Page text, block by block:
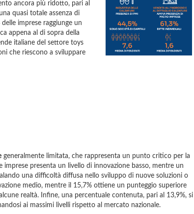
ancora più ridotto, pari al
quasi totale assenza di
imprese raggiunge un
appena al di sopra della
italiane del settore toys
che riescono a sviluppare
generalmente limitata, che rappresenta un punto critico per la
presenta un livello di innovazione basso, mentre un
una difficoltà diffusa nello sviluppo di nuove soluzioni o
medio, mentre il 15,7% ottiene un punteggio superiore
realtà. Infine, una percentuale contenuta, pari al 13,9%, si
ai massimi livelli rispetto al mercato nazionale.